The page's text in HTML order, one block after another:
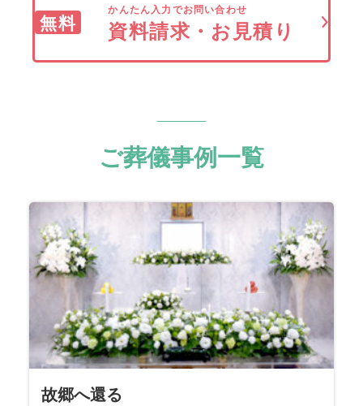
無料
かんたん入力でお問い合わせ
資料請求・お見積り
ご葬儀事例一覧
故郷へ還る
天国からのエール
我が家の太陽
家族の想いを一つに
頑張ったね
我が家のホームグラウンド
旅の数だけある想い
笑顔を再び
私らしさ
泣き笑いのファンファーレ
兄弟の絆
貴女のために
グレートマザー
サクセスストーリー
深い情で繋がっている
不器用な愛
大いなる生涯
おはようの景色
もう一度あの時へ
夜明けの花
魂に刻む母の姿
故郷団欒
「Last Stage」から愛を込めて
思い出よ『涙そうそう』
My father’s Style
魂の還る場所
愛と華
花と旅、母と妻
最愛のご主人のもとへ
旅立ちにカトレアを添えて
帰郷
母の生き方は変わらずに
わが生涯に悔いなし
一に気遣い 二に気遣い
楽しんだ時間は限りなく
見つめる先にある想い
I will tell you what
絆のカタチ
桜の季節に